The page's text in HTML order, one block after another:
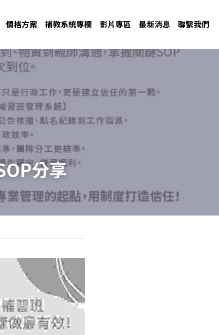
價格方案 補教系統專欄 影片專區 最新消息 聯繫我們
分享